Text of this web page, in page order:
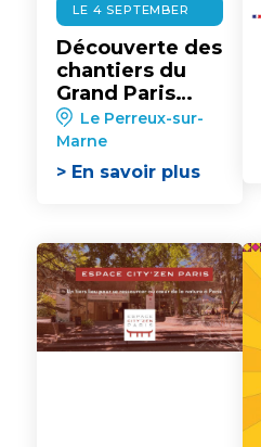
LE 4 SEPTEMBER
Découverte des
chantiers du
Grand Paris
Express - gare
Nogent-Le
Perreux
Le Perreux-sur-
Marne
> En savoir plus